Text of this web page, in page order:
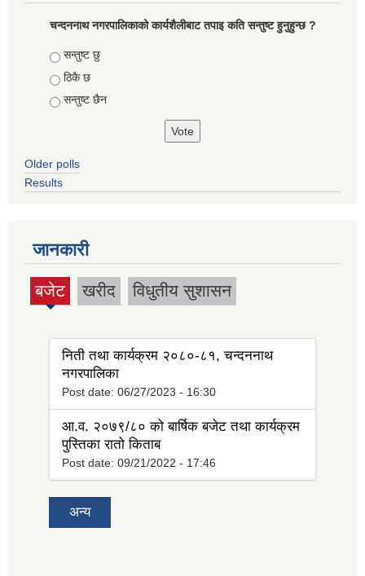
चन्दननाथ नगरपालिकाको कार्यशैलीबाट तपाइ कति सन्तुष्ट हुनुहुन्छ ?
Choices
सन्तुष्ट छु
ठिकै छ
सन्तुष्ट छैन
Older polls
Results
जानकारी
बजेट
(active
खरीद विधुतीय सुशासन
निती तथा कार्यक्रम २०८०-८१, चन्दननाथ
नगरपालिका
Post date: 06/27/2023 - 16:30
आ.व. २०७९/८० को बार्षिक बजेट तथा कार्यक्रम
पुस्तिका रातो किताब
Post date: 09/21/2022 - 17:46
अन्य